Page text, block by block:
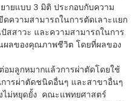
ยแบบ 3 มิติ ประกอบกับความ
ความสามารถในการตัดเลาะแยก
สสาวะ และความสามารถในการ
ผลของคุณภาพชีวิต โดยที่ผลของ
มลูกหมากแล้วการผ่าตัดโดยใช้
ารผ่าตัดชนิดอื่นๆ และสาขาอื่นๆ
ไม่หยุดยั้ง คณะแพทยศาสตร์